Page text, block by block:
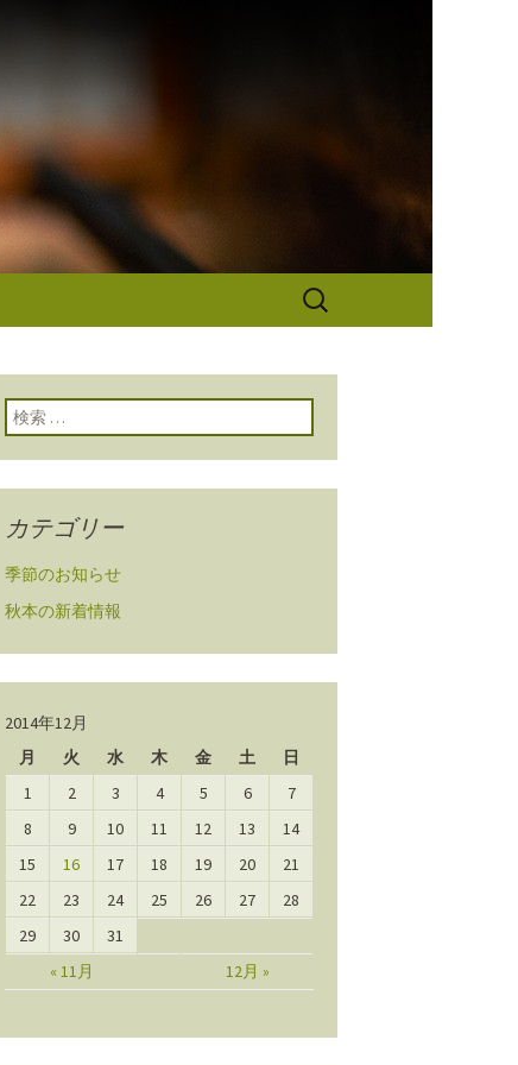
秋本から
検
検索:
カテゴリー
季節のお知らせ
秋本の新着情報
2014年12月
月
火 水 木 金 土 日
« 11月 12月 »
1 2 3 4 5 6
7
8
9 10 11 12 13
14
15
16 17 18 19 20
21
22
23 24 25 26 27
28
29
30 31